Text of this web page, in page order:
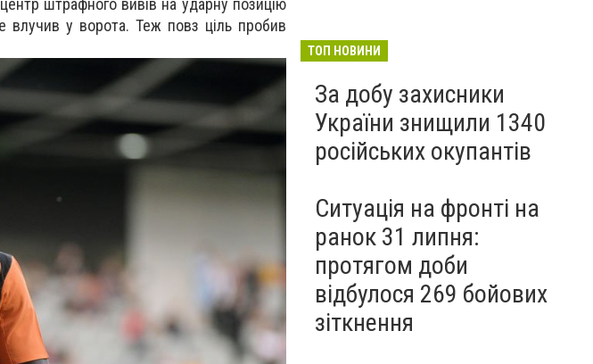
штрафного вивів на ударну позицію
влучив у ворота. Теж повз ціль пробив
евакуацію дітей із
ТОП НОВИНИ
За добу захисники
України знищили 1340
російських окупантів
Ситуація на фронті на
ранок 31 липня:
протягом доби
відбулося 269 бойових
зіткнення